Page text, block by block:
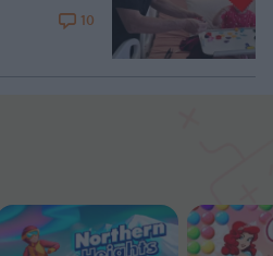
10